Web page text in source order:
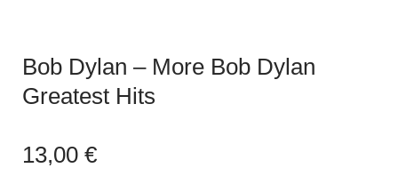
Bob Dylan – More Bob Dylan
Greatest Hits
13,00 €